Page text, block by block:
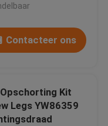
Contacteer ons
Kit
Legs YW86359